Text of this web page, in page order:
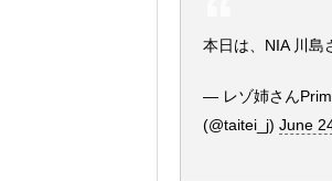
本日は、NIA 川島
— レゾ姉さん
(@taitei_j) June